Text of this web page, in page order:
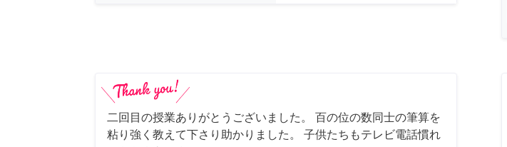
二回目の授業ありがとうございました。 百の位の数同士の筆算を
粘り強く教えて下さり助かりました。 子供たちもテレビ電話慣れ